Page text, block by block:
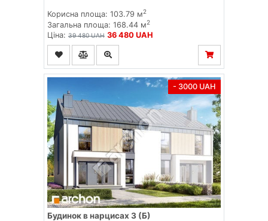
Корисна площа: 103.79 м2
Загальна площа: 168.44 м2
Ціна: 39 480 UAH 36 480 UAH
- 3000 UAH
Будинок в нарцисах 3 (Б)